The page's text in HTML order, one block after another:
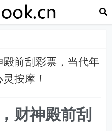
前刮彩票，当代年
按摩！
财神殿前刮